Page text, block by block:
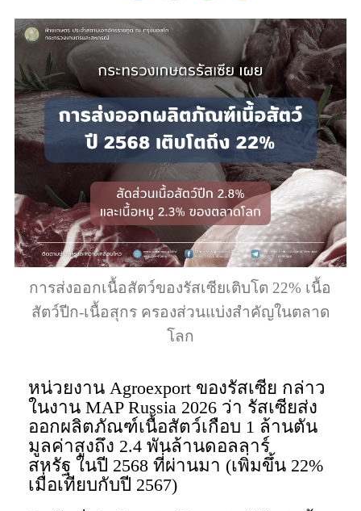
การส่งออกเนื้อสัตว์ของรัสเซียเติบโต 22% เนื้อ
สัตว์ปีก-เนื้อสุกร ครองส่วนแบ่งสำคัญในตลาด
โลก
หน่วยงาน Agroexport ของรัสเซีย กล่าว
ในงาน MAP Russia 2026 ว่า รัสเซียส่ง
ออกผลิตภัณฑ์เนื้อสัตว์เกือบ 1 ล้านตัน
มูลค่าสูงถึง 2.4 พันล้านดอลลาร์
สหรัฐ ในปี 2568 ที่ผ่านมา (เพิ่มขึ้น 22%
เมื่อเทียบกับปี 2567)